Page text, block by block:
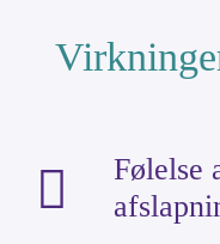
Følelse